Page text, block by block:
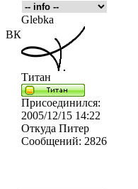
ВК
Glebka
Титан
Присоединился:
2005/12/15 14:22
Откуда Питер
Сообщений: 2826